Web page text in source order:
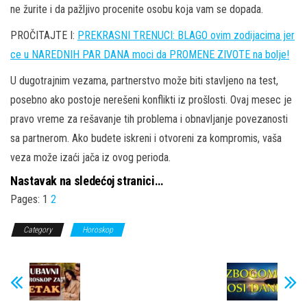
ne žurite i da pažljivo procenite osobu koja vam se dopada.
PROČITAJTE I: PREKRASNI TRENUCI: BLAGO ovim zodijacima jer
ce u NAREDNIH PAR DANA moci da PROMENE ZIVOTE na bolje!
U dugotrajnim vezama, partnerstvo može biti stavljeno na test,
posebno ako postoje nerešeni konflikti iz prošlosti. Ovaj mesec je
pravo vreme za rešavanje tih problema i obnavljanje povezanosti
sa partnerom. Ako budete iskreni i otvoreni za kompromis, vaša
veza može izaći jača iz ovog perioda.
Nastavak na sledećoj stranici…
Pages: 1 2
Category Horoskop